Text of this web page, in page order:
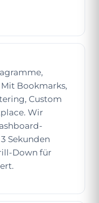
Bookmarks,
Custom
Wir
Sekunden
Down für